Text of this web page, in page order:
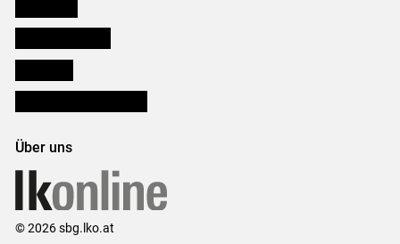
Über uns
© 2026 sbg.lko.at